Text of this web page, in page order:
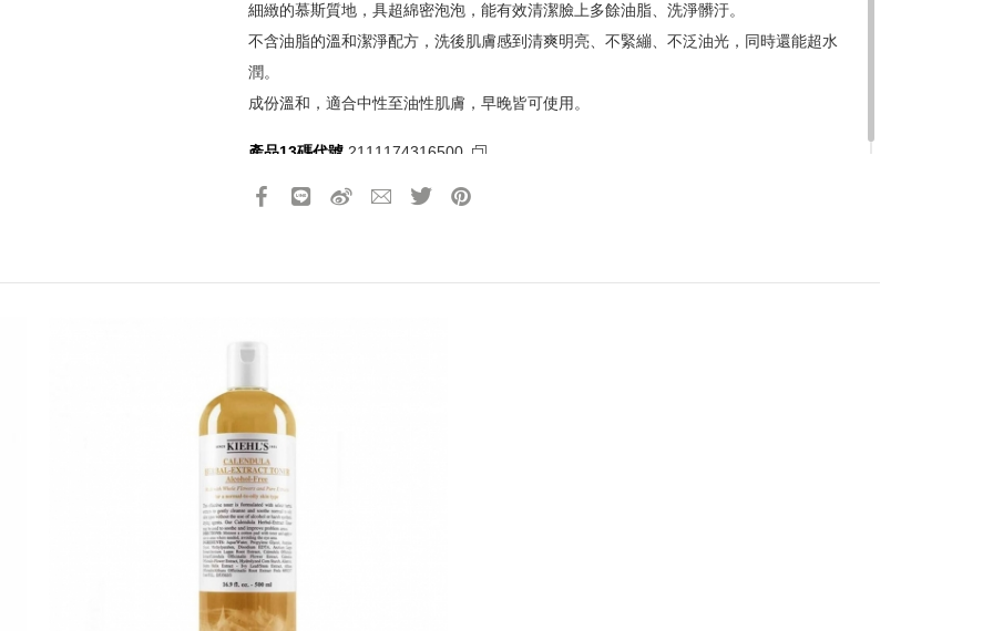
請選擇您的搭機地點
桃園國際機場(TPE)
臺北松山機場(TSA)
臺中國際機場(RMQ)
高雄國際機場(KHH)
國際線出境旅客使用
您必須登入才有辦法使用喜愛清單！
《網站活動限制說明》
所有活動皆不可不同訂單相互累計
細緻的慕斯質地，具超綿密泡泡，能有效清潔臉上多餘油脂、洗淨髒汙。
不含油脂的溫和潔淨配方，洗後肌膚感到清爽明亮、不緊繃、不泛油光，同時還能超水
潤。
成份溫和，適合中性至油性肌膚，早晚皆可使用。
產品13碼代號 2111174316500